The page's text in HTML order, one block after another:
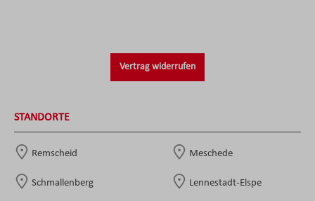
Vertrag widerrufen
STANDORTE
Remscheid Meschede
Schmallenberg Lennestadt-Elspe